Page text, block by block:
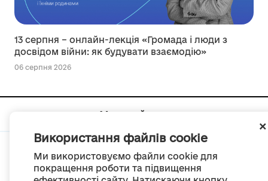
Використання файлів cookie
Ми використовуємо файли cookie для
покращення роботи та підвищення
13 серпня – онлайн-лекція «Громада і люди з
досвідом війни: як будувати взаємодію»
06 серпня 2026
Мапа сайту